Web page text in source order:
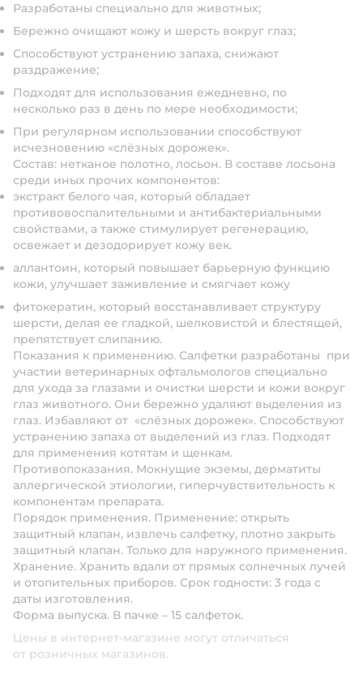
Разработаны специально для животных;
Бережно очищают кожу и шерсть вокруг глаз;
Способствуют устранению запаха, снижают
раздражение;
Подходят для использования ежедневно, по
несколько раз в день по мере необходимости;
При регулярном использовании способствуют
исчезновению «слёзных дорожек».
Состав: нетканое полотно, лосьон. В составе лосьона
среди иных прочих компонентов:
экстракт белого чая, который обладает
противовоспалительными и антибактериальными
свойствами, а также стимулирует регенерацию,
освежает и дезодорирует кожу век.
аллантоин, который повышает барьерную функцию
кожи, улучшает заживление и смягчает кожу
фитокератин, который восстанавливает структуру
шерсти, делая ее гладкой, шелковистой и блестящей,
препятствует слипанию.
Показания к применению. Салфетки разработаны при
участии ветеринарных офтальмологов специально
для ухода за глазами и очистки шерсти и кожи вокруг
глаз животного. Они бережно удаляют выделения из
глаз. Избавляют от «слёзных дорожек». Способствуют
устранению запаха от выделений из глаз. Подходят
для применения котятам и щенкам.
Противопоказания. Мокнущие экземы, дерматиты
аллергической этиологии, гиперчувствительность к
компонентам препарата.
Порядок применения. Применение: открыть
защитный клапан, извлечь салфетку, плотно закрыть
защитный клапан. Только для наружного применения.
Хранение. Хранить вдали от прямых солнечных лучей
и отопительных приборов. Срок годности: 3 года с
даты изготовления.
Форма выпуска. В пачке – 15 салфеток.
Цены в интернет-магазине могут отличаться
от розничных магазинов.